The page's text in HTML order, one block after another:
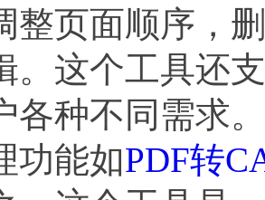
整页面顺序，
。这个工具还
各种不同需求
功能如PDF转